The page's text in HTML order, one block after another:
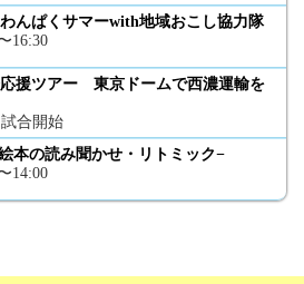
んぱくサマーwith地域おこし協力隊
16:30
援ツアー 東京ドームで西濃運輸を
合開始
本の読み聞かせ・リトミック−
14:00